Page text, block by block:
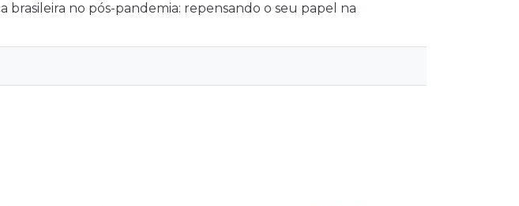
no pós-pandemia: repensando o seu papel na